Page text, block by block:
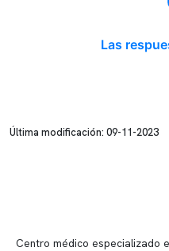
Las
Última modificación: 09-11-2023
Centro médico especializado